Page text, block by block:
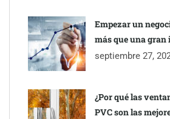
TBKids impulsa su expansión nacional
franquicia que redefine la educación
la seguridad en las carreteras, según
Empezar un
más que una gran
septiembre 27,
¿Por qué las
PVC son las